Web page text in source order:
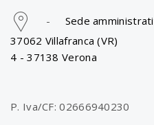
- Sede
37062 Villafranca (VR)
4 - 37138 Verona
P. Iva/CF: 02666940230